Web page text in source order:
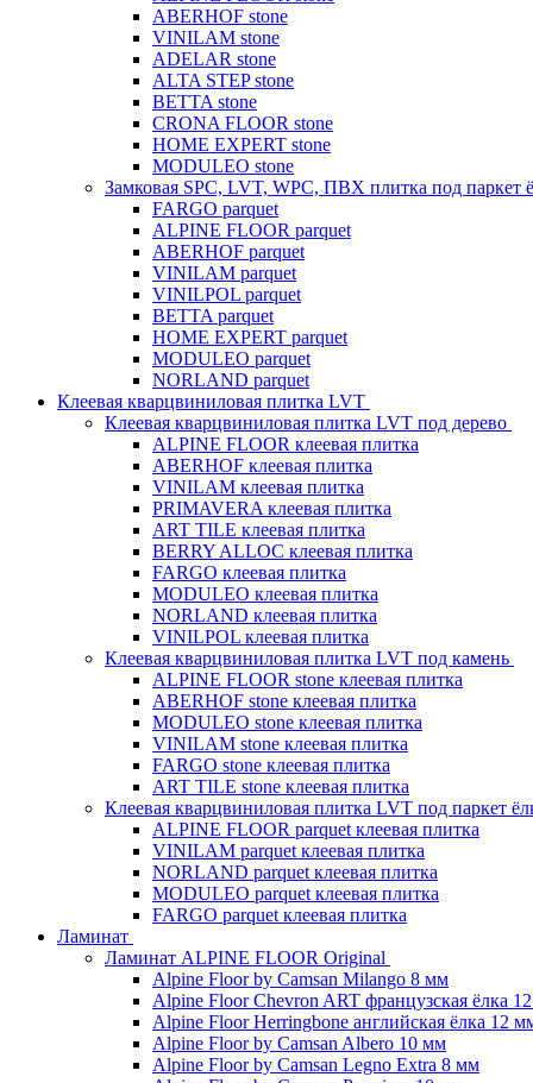
ABERHOF stone
VINILAM stone
ADELAR stone
ALTA STEP stone
BETTA stone
CRONA FLOOR stone
HOME EXPERT stone
MODULEO stone
Замковая SPC, LVT, WPC, ПВХ плитка под паркет
FARGO parquet
ALPINE FLOOR parquet
ABERHOF parquet
VINILAM parquet
VINILPOL parquet
BETTA parquet
HOME EXPERT parquet
MODULEO parquet
NORLAND parquet
Клеевая кварцвиниловая плитка LVT
Клеевая кварцвиниловая плитка LVT под дерево
ALPINE FLOOR клеевая плитка
ABERHOF клеевая плитка
VINILAM клеевая плитка
PRIMAVERA клеевая плитка
ART TILE клеевая плитка
BERRY ALLOC клеевая плитка
FARGO клеевая плитка
MODULEO клеевая плитка
NORLAND клеевая плитка
VINILPOL клеевая плитка
Клеевая кварцвиниловая плитка LVT под камень
ALPINE FLOOR stone клеевая плитка
ABERHOF stone клеевая плитка
MODULEO stone клеевая плитка
VINILAM stone клеевая плитка
FARGO stone клеевая плитка
ART TILE stone клеевая плитка
Клеевая кварцвиниловая плитка LVT под паркет
ALPINE FLOOR parquet клеевая плитка
VINILAM parquet клеевая плитка
NORLAND parquet клеевая плитка
MODULEO parquet клеевая плитка
FARGO parquet клеевая плитка
Ламинат
Ламинат ALPINE FLOOR Original
Alpine Floor by Camsan Milango 8 мм
Alpine Floor Chevron ART французская ёлка
Alpine Floor Herringbone английская ёлка 12
Alpine Floor by Camsan Albero 10 мм
Alpine Floor by Camsan Legno Extra 8 мм